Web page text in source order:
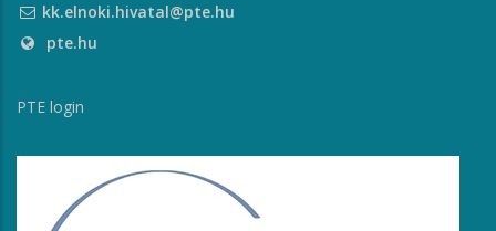
kk.elnoki.hivatal@pte.hu
pte.hu
PTE login